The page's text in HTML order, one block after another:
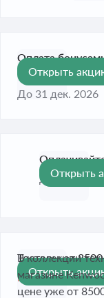
-40%
Оплата
товаров
До 31 дек. 2026
Открыть
До 31 дек.
Открыть
Тостеры от
Истекает завтра
В коллекции
магазине
цене уже от
Открыть